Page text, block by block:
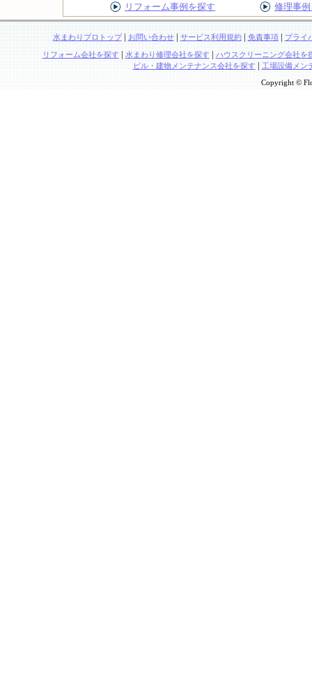
リフォーム事例を探す 修理事
水まわりプロトップ| お問い合わせ| サービス利用規約| 免責事項| プライ
リフォーム会社を探す | 水まわり修理会社を探す | ハウスクリーニング会社を
ビル・建物メンテナンス会社を探す| 工場設備メン
Copyright ©